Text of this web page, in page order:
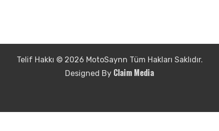
Telif Hakkı © 2026 MotoSaynn Tüm Hakları Saklıdır.
Designed By Claim Media